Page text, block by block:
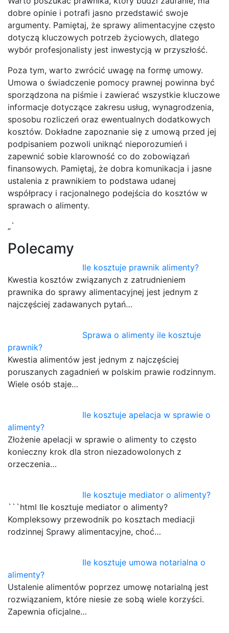
dobre opinie i potrafi jasno przedstawić swoje
argumenty. Pamiętaj, że sprawy alimentacyjne często
dotyczą kluczowych potrzeb życiowych, dlatego
wybór profesjonalisty jest inwestycją w przyszłość.
Poza tym, warto zwrócić uwagę na formę umowy.
Umowa o świadczenie pomocy prawnej powinna być
sporządzona na piśmie i zawierać wszystkie kluczowe
informacje dotyczące zakresu usług, wynagrodzenia,
sposobu rozliczeń oraz ewentualnych dodatkowych
kosztów. Dokładne zapoznanie się z umową przed jej
podpisaniem pozwoli uniknąć nieporozumień i
zapewnić sobie klarowność co do zobowiązań
finansowych. Pamiętaj, że dobra komunikacja i jasne
ustalenia z prawnikiem to podstawa udanej
współpracy i racjonalnego podejścia do kosztów w
sprawach o alimenty.
„`
Polecamy
Ile kosztuje prawnik alimenty?
Kwestia kosztów związanych z zatrudnieniem
prawnika do sprawy alimentacyjnej jest jednym z
najczęściej zadawanych pytań…
Sprawa o alimenty ile kosztuje
prawnik?
Kwestia alimentów jest jednym z najczęściej
poruszanych zagadnień w polskim prawie rodzinnym.
Wiele osób staje…
Ile kosztuje apelacja w sprawie o
alimenty?
Złożenie apelacji w sprawie o alimenty to często
konieczny krok dla stron niezadowolonych z
orzeczenia…
Ile kosztuje mediator o alimenty?
```html Ile kosztuje mediator o alimenty?
Kompleksowy przewodnik po kosztach mediacji
rodzinnej Sprawy alimentacyjne, choć…
Ile kosztuje umowa notarialna o
alimenty?
Ustalenie alimentów poprzez umowę notarialną jest
rozwiązaniem, które niesie ze sobą wiele korzyści.
Zapewnia oficjalne…